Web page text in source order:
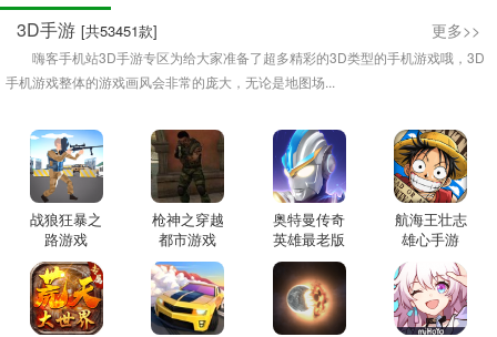
3D手游 [共53451款] 更多>>
嗨客手机站3D手游专区为给大家准备了超多精彩的3D类型的手机游戏哦，3D
手机游戏整体的游戏画风会非常的庞大，无论是地图场...
战狼狂暴之
路游戏
枪神之穿越
都市游戏
奥特曼传奇
英雄最老版
本免费
航海王壮志
雄心手游